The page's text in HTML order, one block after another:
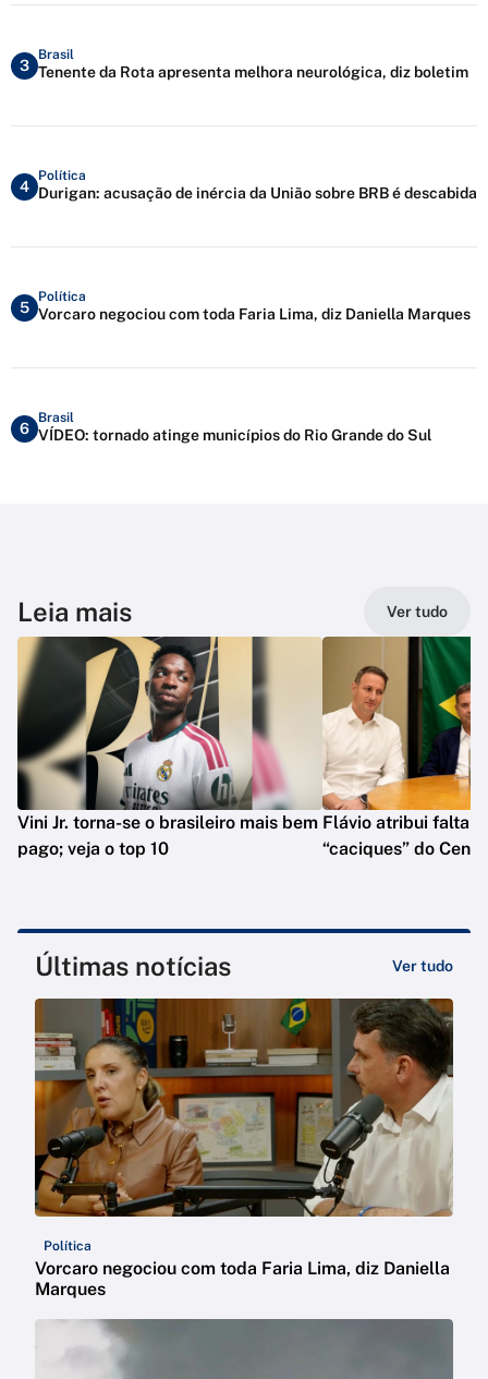
3
Brasil
Tenente da Rota apresenta melhora neurológica, diz boletim
4
Política
Durigan: acusação de inércia da União sobre BRB é descabida
5
Política
Vorcaro negociou com toda Faria Lima, diz Daniella Marques
6
Brasil
VÍDEO: tornado atinge municípios do Rio Grande do Sul
Leia mais Ver tudo
Vini Jr. torna-se o brasileiro mais bem
pago; veja o top 10
Flávio atribui falta
“caciques” do
Últimas notícias Ver tudo
Política
Vorcaro negociou com toda Faria Lima, diz Daniella
Marques